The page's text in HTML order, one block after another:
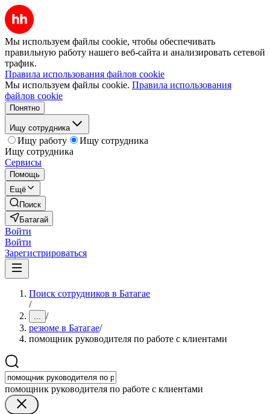
Мы используем файлы cookie, чтобы обеспечивать
правильную работу нашего веб-сайта и анализировать сетевой
трафик.
Правила использования файлов cookie
Мы используем файлы cookie. Правила использования
файлов cookie
Понятно
Ищу сотрудника
Ищу работу
Ищу сотрудника
Ищу сотрудника
Сервисы
Помощь
Ещё
Поиск
Батагай
Войти
Войти
Зарегистрироваться
Поиск сотрудников в Батагае
/
... /
резюме в Батагае/
помощник руководителя по работе с клиентами
помощник руководителя по работе с клиентами